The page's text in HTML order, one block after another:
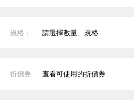
規格： 請選擇數量、規格
折價券 查看可使用的折價券